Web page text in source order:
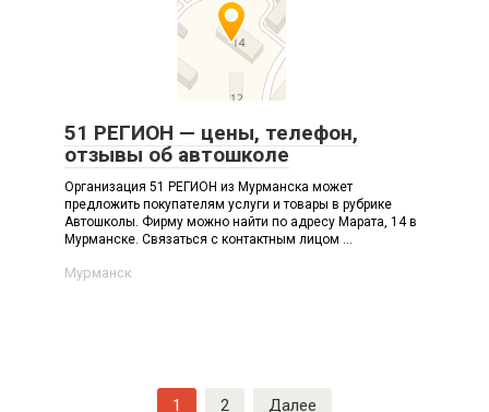
51 РЕГИОН — цены, телефон,
отзывы об автошколе
Организация 51 РЕГИОН из Мурманска может
предложить покупателям услуги и товары в рубрике
Автошколы. Фирму можно найти по адресу Марата, 14 в
Мурманске. Связаться с контактным лицом ...
Мурманск
1 2 Далее